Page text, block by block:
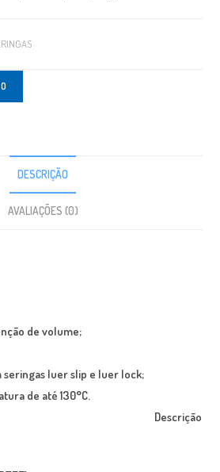
DESCRIÇÃO
AVALIAÇÕES (0)
de volume;
seringas luer slip e luer lock;
de até 130°C.
Descrição
Membrana